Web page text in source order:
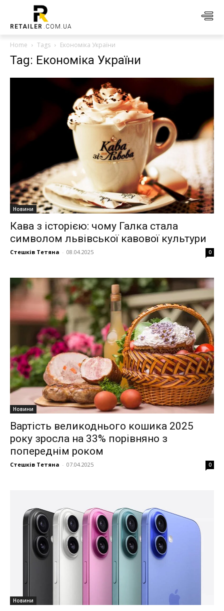
RETAILER .COM.UA
Home Tags Економіка України
Tag: Економіка України
Новини
Кава з історією: чому Галка стала
символом львівської кавової культури
Стешків Тетяна - 08.04.2025 0
Новини
Вартість великоднього кошика 2025
року зросла на 33% порівняно з
попереднім роком
Стешків Тетяна - 07.04.2025 0
Новини